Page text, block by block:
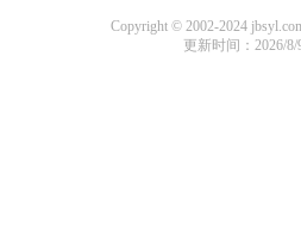
Copyright © 2002-2024
更新时间：2026/8/